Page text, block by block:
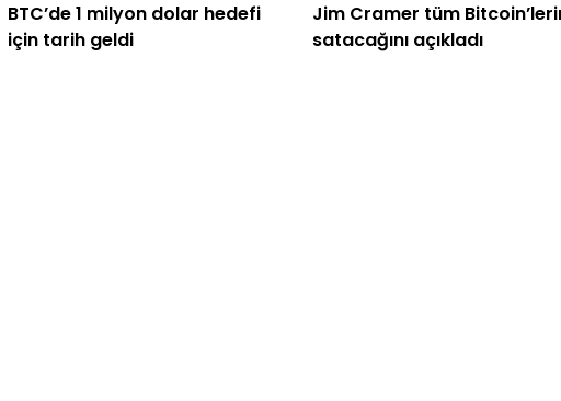
BTC’de 1 milyon dolar hedefi
için tarih geldi
Jim Cramer tüm
satacağını açıkladı